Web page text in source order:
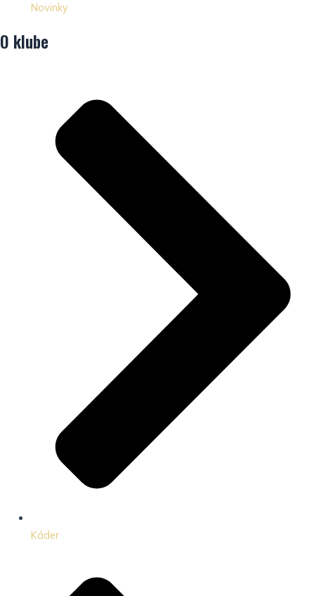
Novinky
O klube
Káder